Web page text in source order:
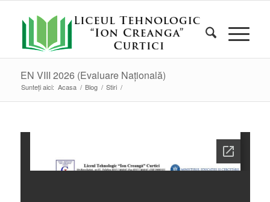
EN VIII 2026 (Evaluare Națională)
Sunteți aici: Acasa / Blog / Stiri /